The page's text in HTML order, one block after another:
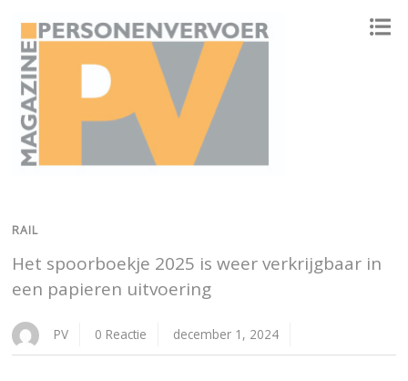
RAIL
Het spoorboekje 2025 is weer verkrijgbaar in
een papieren uitvoering
PV 0 Reactie december 1, 2024